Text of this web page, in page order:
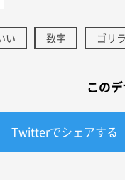
い 数字 ゴリラ
この
Twitterでシェアする